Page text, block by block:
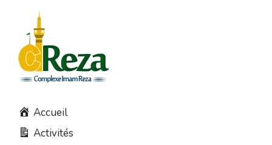
Accueil
Activités